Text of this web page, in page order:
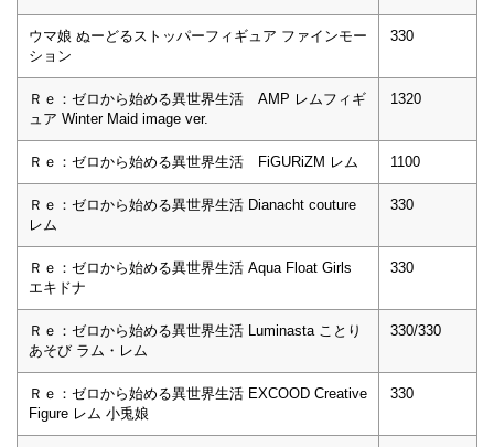
ウマ娘 ぬーどるストッパーフィギュア ファインモー
ション
330
Ｒｅ：ゼロから始める異世界生活 AMP レムフィギ
ュア Winter Maid image ver.
1320
Ｒｅ：ゼロから始める異世界生活 FiGURiZM レム 1100
Ｒｅ：ゼロから始める異世界生活 Dianacht couture
レム
330
Ｒｅ：ゼロから始める異世界生活 Aqua Float Girls
エキドナ
330
Ｒｅ：ゼロから始める異世界生活 Luminasta ことり
あそび ラム・レム
330/330
Ｒｅ：ゼロから始める異世界生活 EXCOOD Creative
Figure レム 小兎娘
330